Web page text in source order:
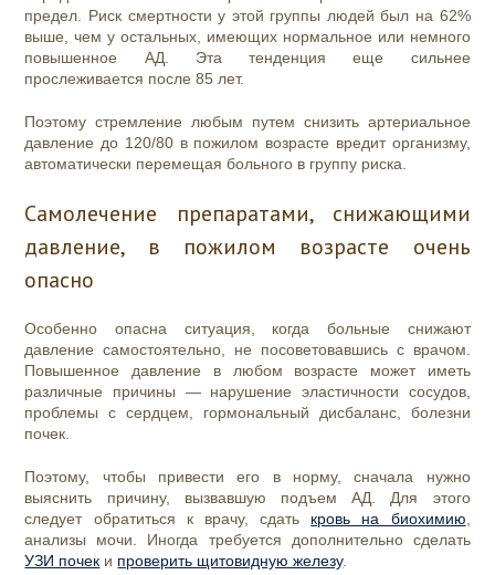
предел. Риск смертности у этой группы людей был на 62%
выше, чем у остальных, имеющих нормальное или немного
повышенное АД. Эта тенденция еще сильнее
прослеживается после 85 лет.
Поэтому стремление любым путем снизить артериальное
давление до 120/80 в пожилом возрасте вредит организму,
автоматически перемещая больного в группу риска.
Самолечение препаратами, снижающими
давление, в пожилом возрасте очень
опасно
Особенно опасна ситуация, когда больные снижают
давление самостоятельно, не посоветовавшись с врачом.
Повышенное давление в любом возрасте может иметь
различные причины — нарушение эластичности сосудов,
проблемы с сердцем, гормональный дисбаланс, болезни
почек.
Поэтому, чтобы привести его в норму, сначала нужно
выяснить причину, вызвавшую подъем АД. Для этого
следует обратиться к врачу, сдать кровь на биохимию
анализы мочи. Иногда требуется дополнительно сделать
УЗИ почек и проверить щитовидную железу.